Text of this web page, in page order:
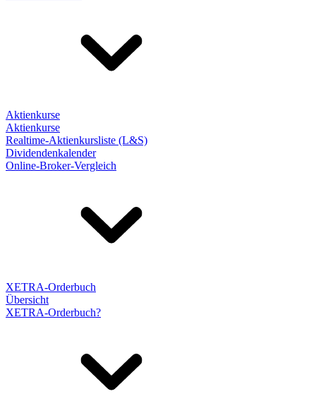
Aktienkurse
Aktienkurse
Realtime-Aktienkursliste (L&S)
Dividendenkalender
Online-Broker-Vergleich
XETRA-Orderbuch
Übersicht
XETRA-Orderbuch?